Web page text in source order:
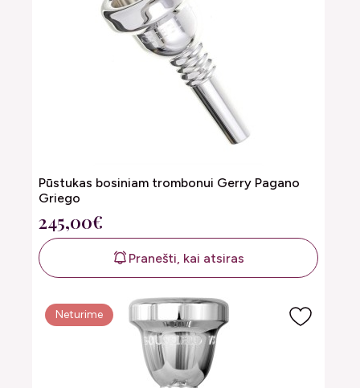
Pūstukas bosiniam trombonui Gerry Pagano
Griego
245,00€
Pranešti, kai atsiras
Neturime